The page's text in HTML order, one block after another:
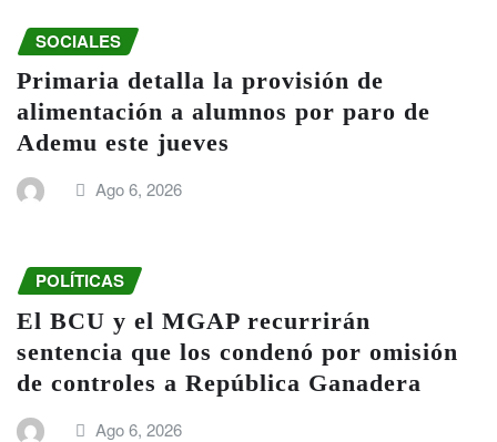
SOCIALES
Primaria detalla la provisión de
alimentación a alumnos por paro de
Ademu este jueves
Ago 6, 2026
POLÍTICAS
El BCU y el MGAP recurrirán
sentencia que los condenó por omisión
de controles a República Ganadera
Ago 6, 2026